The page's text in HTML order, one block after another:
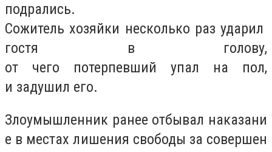
подрались.
Сожитель хозяйки несколько раз ударил
гостя в голову,
от чего потерпевший упал на пол,
и задушил его.
Злоумышленник ранее отбывал наказани
е в местах лишения свободы за совершен